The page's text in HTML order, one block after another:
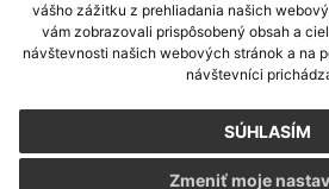
vášho zážitku z prehliadania našich
vám zobrazovali prispôsobený obsah a
návštevnosti našich webových stránok a na
návštevníci
SÚHLASÍM
Zmeniť moje
využite možnosť získavania aktuálnych
CMS systém (redakčný) systém ECHELON
webex.digital, s.r.o.,
Posledná aktualizácia: